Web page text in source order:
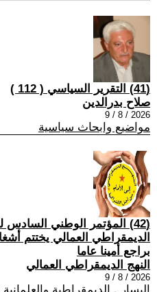
(41) التقرير السياسي ( 112 )
صلاح بدرالدين
2026 / 8 / 9
مواضيع وابحاث سياسية
(42) المؤتمر الوطني السادس
الديمقراطي العمالي يختتم
براجع أمينا عاما
النهج الديمقراطي العمالي
2026 / 8 / 9